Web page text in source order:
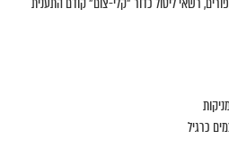
נעילת הסנדל - אסור
עשיית מלאכה (ל"ט